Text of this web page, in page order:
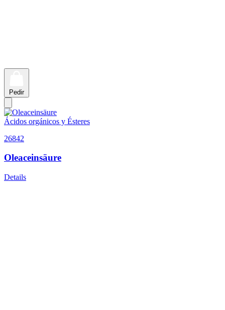
Pedir
Ácidos orgánicos y Ésteres
26842
Oleaceinsäure
Details